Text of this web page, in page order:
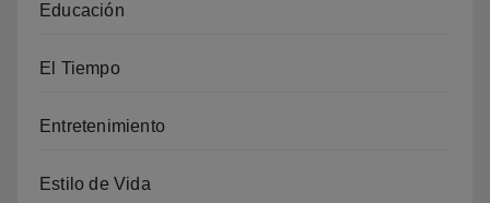
Educación
El Tiempo
Entretenimiento
Estilo de Vida